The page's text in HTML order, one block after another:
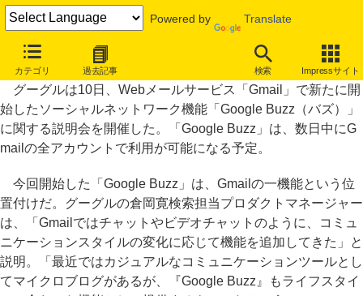
Powered by Translate
カテゴリ 過去記事 検索 Impressサイト
「Google Buzz」はカジュアルな会話を楽しむ場、グーグル説明会
グーグルは10日、Webメールサービス「Gmail」で新たに開
始したソーシャルネットワーク機能「Google Buzz（バズ）」
に関する説明会を開催した。「Google Buzz」は、数日中にG
mailの全アカウントで利用が可能になる予定。
今回開始した「Google Buzz」は、Gmailの一機能という位
置付けだ。グーグルの倉岡寛検索担当プロダクトマネージャー
は、「Gmailではチャットやビデオチャットのように、コミュ
ニケーションスタイルの変化に応じて機能を追加してきた」と
説明。「最近ではカジュアルなコミュニケーションツールとし
てマイクロブログがあるが、『Google Buzz』もライフスタイ